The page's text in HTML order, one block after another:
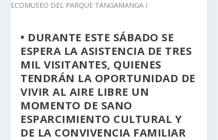
• DURANTE ESTE SÁBADO SE
ESPERA LA ASISTENCIA DE TRES
MIL VISITANTES, QUIENES
TENDRÁN LA OPORTUNIDAD DE
VIVIR AL AIRE LIBRE UN
MOMENTO DE SANO
ESPARCIMIENTO CULTURAL Y
DE LA CONVIVENCIA FAMILIAR